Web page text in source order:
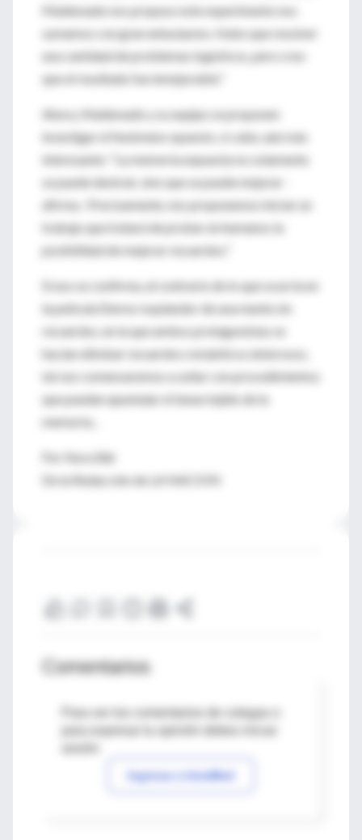
Maldonado nos propuso este experimento nos
sumamos con gran entusiasmo. Hubo que resolver
una cantidad de problemas logísticos, pero creo
que el resultado fue inmejorable."
Ahora, Maldonado y su equipo se proponen
investigar el fenómeno opuesto, si cabe, aún más
interesante: "La memoria expuesta no solamente
se puede destruir, sino que se puede mejorar -
afirma-. Precisamente, nos proponemos iniciar un
trabajo que tratará de probar en humanos la
posibilidad de mejorar recuerdos."
Si eso se confirma, al contrario de lo que ocurría en
la película Eterno resplandor de una mente sin
recuerdos, en la que ambos protagonistas se
hacían eliminar recuerdos románticos dolorosos,
tal vez comenzaremos a soñar con procedimientos
que puedan apuntalar el tenue tejido de la
memoria...
Por Nora Bär
De la Redacción de LA NACION
Comentarios
Para ver los comentarios de colegas o
Ingresar a IntraMed